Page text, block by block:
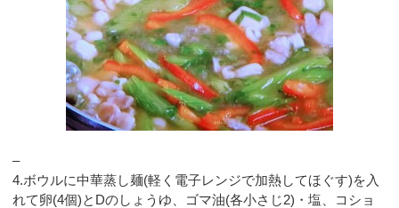
–
4.ボウルに中華蒸し麺(軽く電子レンジで加熱してほぐす)を入
れて卵(4個)とDのしょうゆ、ゴマ油(各小さじ2)・塩、コショ